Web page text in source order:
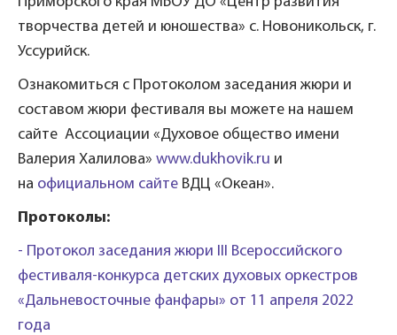
творчества детей и юношества» с. Новоникольск, г.
Уссурийск.
Ознакомиться с Протоколом заседания жюри и
составом жюри фестиваля вы можете на нашем
сайте Ассоциации «Духовое общество имени
Валерия Халилова» www.dukhovik.ru и
на официальном сайте ВДЦ «Океан».
Протоколы:
- Протокол заседания жюри III Всероссийского
фестиваля-конкурса детских духовых оркестров
«Дальневосточные фанфары» от 11 апреля 2022
года